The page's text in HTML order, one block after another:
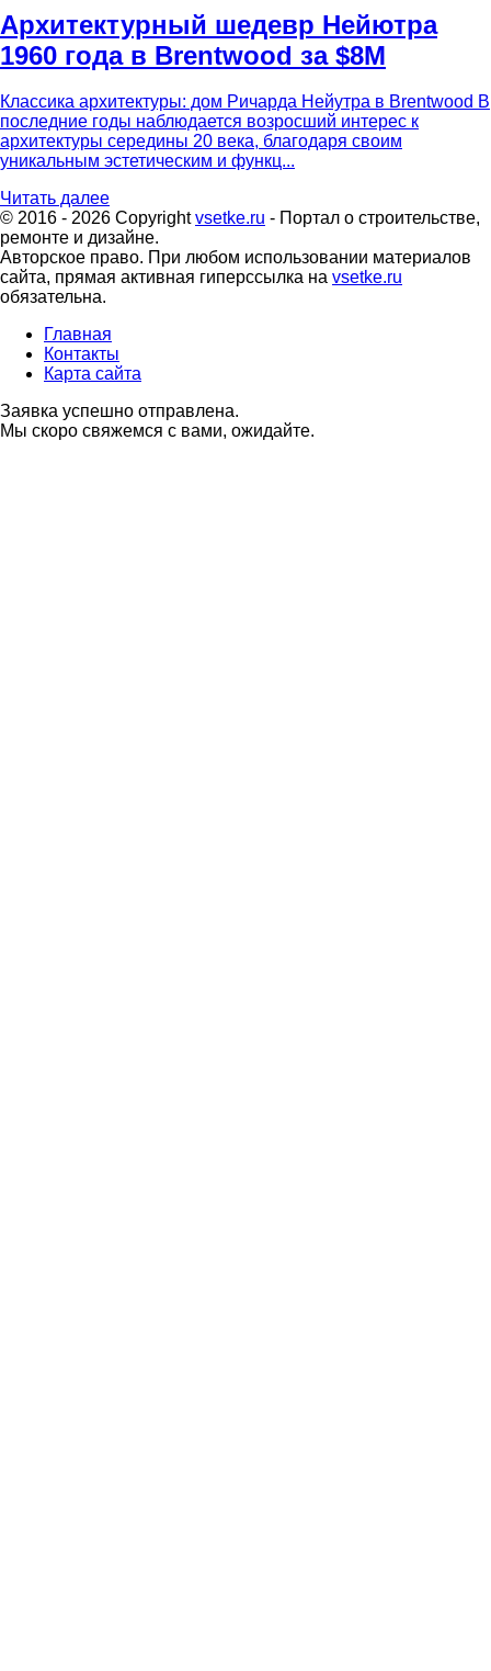
Архитектурный шедевр Нейютра
1960 года в Brentwood за $8M
Классика архитектуры: дом Ричарда Нейутра в Brentwood В
последние годы наблюдается возросший интерес к
архитектуры середины 20 века, благодаря своим
уникальным эстетическим и функц...
Читать далее
© 2016 - 2026 Copyrightvsetke.ru - Портал о строительстве,
ремонте и дизайне.
Авторское право. При любом использовании материалов
сайта, прямая активная гиперссылка на vsetke.ru
обязательна.
Главная
Контакты
Карта сайта
Заявка успешно отправлена.
Мы скоро свяжемся с вами, ожидайте.